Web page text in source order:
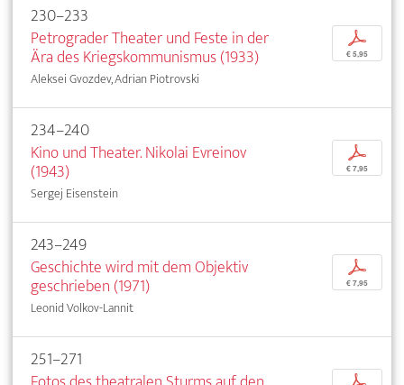
230–233
Petrograder Theater und Feste in der
Ära des Kriegskommunismus (1933)
Aleksei Gvozdev, Adrian Piotrovski
p
€ 5,95
234–240
Kino und Theater. Nikolai Evreinov
(1943)
Sergej Eisenstein
p
€ 7,95
243–249
Geschichte wird mit dem Objektiv
geschrieben (1971)
Leonid Volkov-Lannit
p
€ 7,95
251–271